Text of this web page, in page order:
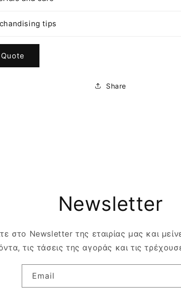
tips
Share
Newsletter
στο Newsletter της εταιρίας μας και
τις τάσεις της αγοράς και τις
Email